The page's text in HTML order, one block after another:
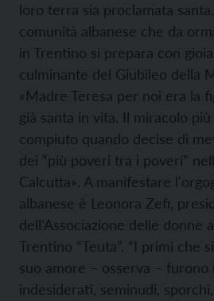
loro terra sia proclamata
comunità albanese che da
in Trentino si prepara con
culminante del Giubileo della
«Madre Teresa per noi era la
già santa in vita. Il miracolo
compiuto quando decise di
dei “più poveri tra i poveri”
Calcutta». A manifestare
albanese è Leonora Zefi,
dell'Associazione delle donne
Trentino “Teuta”. “I primi che
suo amore – osserva – furono
indesiderati, seminudi,